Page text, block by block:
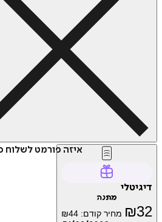
איזה פורמט לשלוח
דיגיטלי
מתנה
₪32 מחיר קודם: ₪44